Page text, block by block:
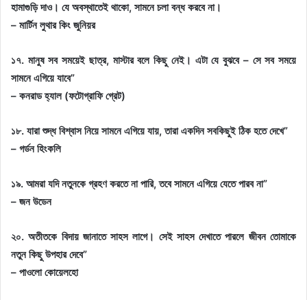
হামাগুড়ি দাও। যে অবস্থাতেই থাকো, সামনে চলা বন্ধ করবে না।
– মার্টিন লুথার কিং জুনিয়র
১৭. মানুষ সব সময়েই ছাত্র, মাস্টার বলে কিছু নেই। এটা যে বুঝবে – সে সব সময়ে
সামনে এগিয়ে যাবে”
– কনরাড হ্যাল (ফটোগ্রাফি গ্রেট)
১৮. যারা শুদ্ধ বিশ্বাস নিয়ে সামনে এগিয়ে যায়, তারা একদিন সবকিছুই ঠিক হতে দেখে”
– গর্ডন হিংকলি
১৯. আমরা যদি নতুনকে গ্রহণ করতে না পারি, তবে সামনে এগিয়ে যেতে পারব না”
– জন উডেন
২০. অতীতকে বিদায় জানাতে সাহস লাগে। সেই সাহস দেখাতে পারলে জীবন তোমাকে
নতুন কিছু উপহার দেবে”
– পাওলো কোয়েলহো